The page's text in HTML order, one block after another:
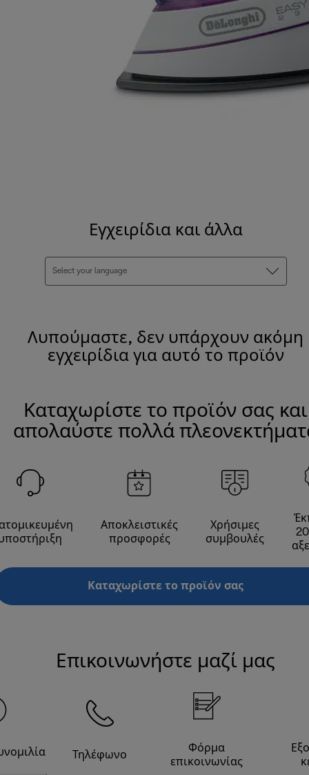
Εγχειρίδια και άλλα
Select your language
Λυπούμαστε, δεν υπάρχουν ακόμη
εγχειρίδια για αυτό το προϊόν
Καταχωρίστε το προϊόν σας και
απολαύστε πολλά
Αποκλειστικές
προσφορές
Χρήσιμες
συμβουλές
Καταχωρίστε το προϊόν σας
Επικοινωνήστε μαζί μας
Τηλέφωνο
Φόρμα
επικοινωνίας